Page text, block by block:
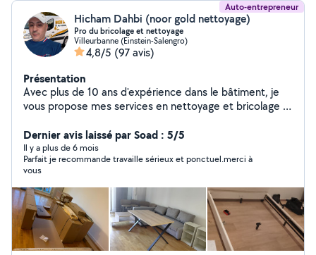
Auto-entrepreneur
Hicham Dahbi (noor gold nettoyage)
Pro du bricolage et nettoyage
Villeurbanne (Einstein-Salengro)
4,8/5 (97 avis)
Présentation
Avec plus de 10 ans d'expérience dans le bâtiment, je
vous propose mes services en nettoyage et bricolage à
ce soit pour un nettoyage complet (logement, vitres, fin
de chantier) ou un entretien régulier, je m'adapte à vos
besoins. J'interviens également pour tous vos petits
travaux : montage de meubles, fixations murales,
réparations légères, remplacement d'équipements, etc.
Ponctuel, discret et bien équipé, je fournis le matériel
nécessaire pour chaque intervention. Mon objectif est
de vous simplifier la vie en vous offrant un service fiable,
soigné et efficace. Basé à Lyon , je me déplace
Dernier avis laissé par Soad : 5/5
Il y a plus de 6 mois
Parfait je recommande travaille sérieux et ponctuel.merci à
vous